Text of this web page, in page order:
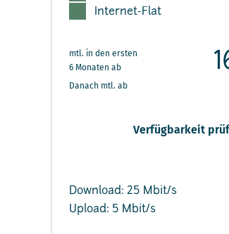
Internet-Flat
mtl. in den ersten
6 Monaten ab
Danach mtl. ab
Verfügbarkeit
Download: 25 Mbit/s
Upload: 5 Mbit/s